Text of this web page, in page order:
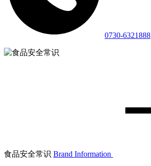
0730-6321888
食品安全常识 Brand Information